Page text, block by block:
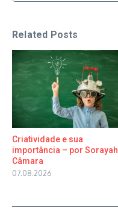
Related Posts
Criatividade e sua
importância – por Sorayah
Câmara
07.08.2026